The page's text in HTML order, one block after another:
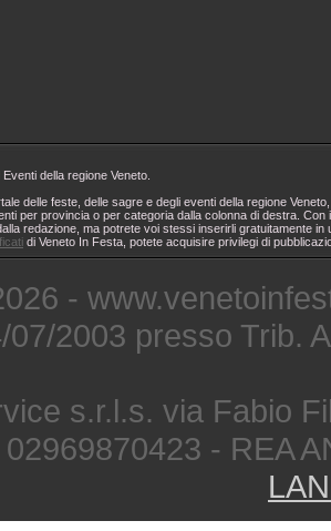
della regione Veneto.
delle feste, delle sagre e degli eventi della regione
per provincia o per categoria dalla colonna di destra.
redazione, ma potrete voi stessi inserirli gratuitamente
di Veneto In Festa, potete acquisire privilegi di
-
07/2003 presso Trib.
s.r.l.s. via Fabio
02969870423 - REA